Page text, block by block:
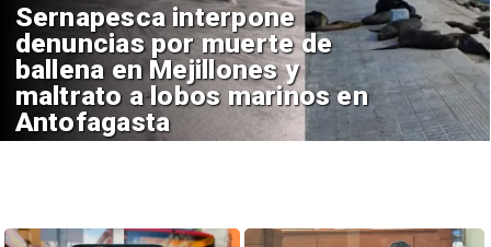
Sernapesca interpone
denuncias por muerte de
ballena en Mejillones y
maltrato a lobos marinos en
Antofagasta